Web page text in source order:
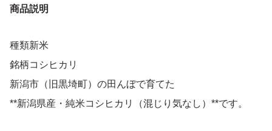
商品説明
種類新米
銘柄コシヒカリ
新潟市（旧黒埼町）の田んぼで育てた
**新潟県産・純米コシヒカリ（混じり気なし）**です。